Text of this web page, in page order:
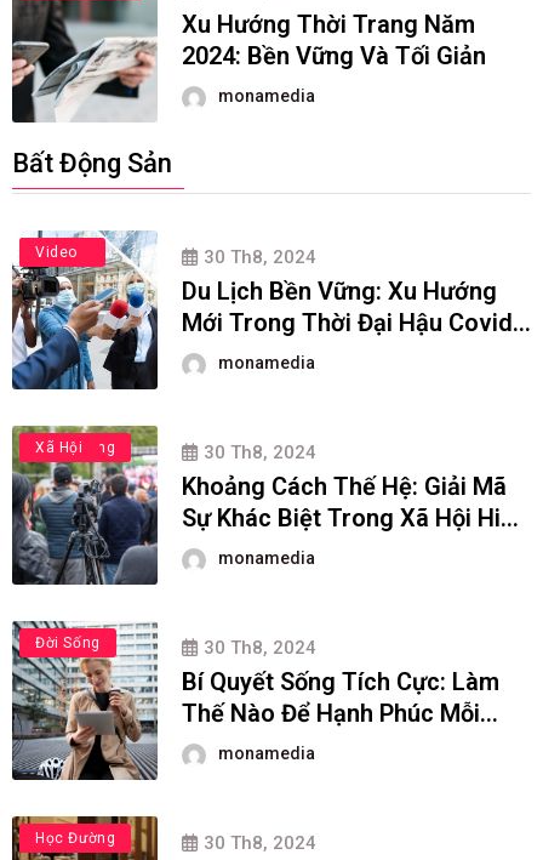
Xu Hướng Thời Trang Năm
2024: Bền Vững Và Tối Giản
monamedia
Bất Động Sản
Du Lịch
Video 30 Th8, 2024
Du Lịch Bền Vững: Xu Hướng
Mới Trong Thời Đại Hậu Covid
Copymonamedia
Học Đường
Xã Hội 30 Th8, 2024
Khoảng Cách Thế Hệ: Giải Mã
Sự Khác Biệt Trong Xã Hội Hiện
Đại
monamedia
Đời Sống 30 Th8, 2024
Bí Quyết Sống Tích Cực: Làm
Thế Nào Để Hạnh Phúc Mỗi
Ngày?monamedia
Đời Sống
Học Đường 30 Th8, 2024